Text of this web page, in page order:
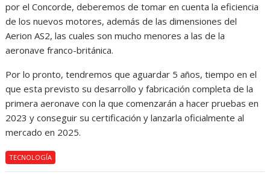
por el Concorde, deberemos de tomar en cuenta la eficiencia
de los nuevos motores, además de las dimensiones del
Aerion AS2, las cuales son mucho menores a las de la
aeronave franco-británica.
Por lo pronto, tendremos que aguardar 5 años, tiempo en el
que esta previsto su desarrollo y fabricación completa de la
primera aeronave con la que comenzarán a hacer pruebas en
2023 y conseguir su certificación y lanzarla oficialmente al
mercado en 2025.
TECNOLOGÍA